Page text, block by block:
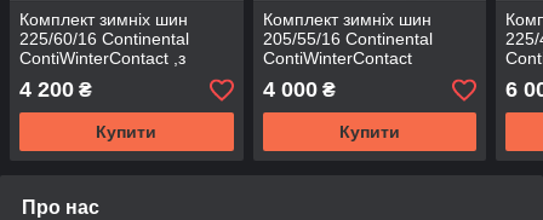
Комплект зимніх шин
225/60/16 Continental
ContiWinterContact ,з
Германії без пробігу по
Україні
4 200 ₴
Купити
Комплект зимніх шин
205/55/16 Continental
ContiWinterContact
TS810S SSR,з Германії
без пробігу по Україні
4 000₴
Купити
225/
без
6
Про нас